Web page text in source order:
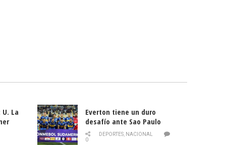
La
Everton tiene un duro
desafío ante Sao Paulo
DEPORTES, NACIONAL
0